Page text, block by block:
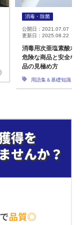
消毒・除菌
公開日：2021.07.07 最
更新日：2025.08.22
消毒用次亜塩素酸水
危険な商品と安全な
品の見極め方
用語集＆基礎知識